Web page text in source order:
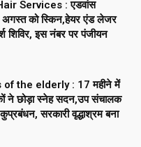
Services : एडवांस
अगस्त को स्किन,हेयर एंड लेजर
शिविर, इस नंबर पर पंजीयन
the elderly : 17 महीने में
ने छोड़ा स्नेह सदन,उप संचालक
सरकारी वृद्धाश्रम बना